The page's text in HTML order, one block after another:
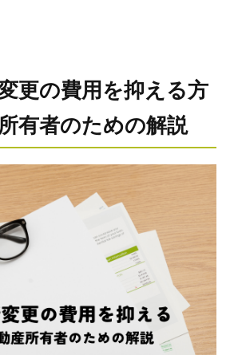
更の費用を抑える方
有者のための解説